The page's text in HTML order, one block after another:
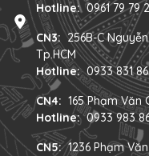
Hotline: 0961 79 79
CN3: 256B-C
Tp.HCM
Hotline: 0933 831
CN4: 165 Phạm Văn
Hotline: 0933 983
CN5: 1236 Phạm